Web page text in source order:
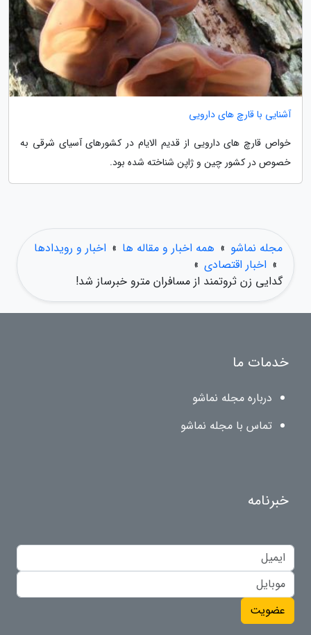
آشنایی با قارچ های دارویی
خواص قارچ های دارویی از قدیم الایام در کشورهای آسیای شرقی به
خصوص در کشور چین و ژاپن شناخته شده بود.
مجله نماشو » همه اخبار و مقاله ها » اخبار و رویدادها
» اخبار اقتصادی »
گدایی زن ثروتمند از مسافران مترو خبرساز شد!
خدمات ما
درباره مجله نماشو
تماس با مجله نماشو
خبرنامه
عضویت